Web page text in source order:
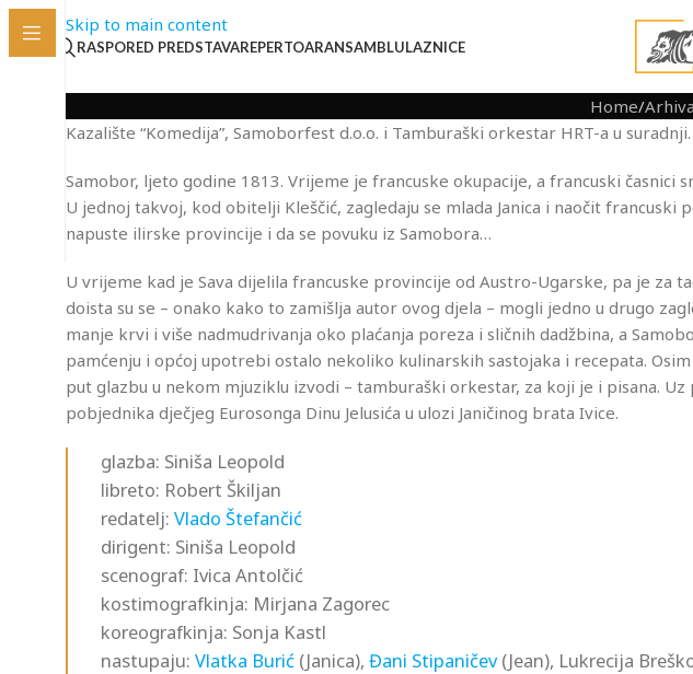
Skip to main content
RASPORED PREDSTAVAREPERTOARANSAMBLULAZNICE
Home/
Kazalište “Komedija”, Samoborfest d.o.o. i Tamburaški orkestar HRT-a u suradnji.
Samobor, ljeto godine 1813. Vrijeme je francuske okupacije, a francuski časnici
U jednoj takvoj, kod obitelji Kleščić, zagledaju se mlada Janica i naočit francuski
napuste ilirske provincije i da se povuku iz Samobora…
U vrijeme kad je Sava dijelila francuske provincije od Austro-Ugarske, pa je za
doista su se – onako kako to zamišlja autor ovog djela – mogli jedno u drugo
manje krvi i više nadmudrivanja oko plaćanja poreza i sličnih dadžbina, a
pamćenju i općoj upotrebi ostalo nekoliko kulinarskih sastojaka i recepata.
put glazbu u nekom mjuziklu izvodi – tamburaški orkestar, za koji je i pisana. Uz
pobjednika dječjeg Eurosonga Dinu Jelusića u ulozi Janičinog brata Ivice.
glazba: Siniša Leopold
libreto: Robert Škiljan
redatelj: Vlado Štefančić
dirigent: Siniša Leopold
scenograf: Ivica Antolčić
kostimografkinja: Mirjana Zagorec
koreografkinja: Sonja Kastl
nastupaju: Vlatka Burić (Janica), Đani Stipaničev(Jean), Lukrecija